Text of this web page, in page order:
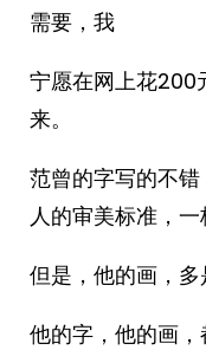
需要，我
宁愿在网上花200
来。
范曾的字写的不
人的审美标准，一
但是，他的画，
他的字，他的画